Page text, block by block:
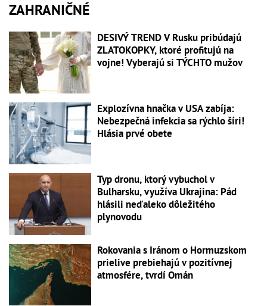
ZAHRANIČNÉ
DESIVÝ TREND V Rusku pribúdajú
ZLATOKOPKY, ktoré profitujú na
vojne! Vyberajú si TÝCHTO mužov
Explozívna hnačka v USA zabíja:
Nebezpečná infekcia sa rýchlo šíri!
Hlásia prvé obete
Typ dronu, ktorý vybuchol v
Bulharsku, využíva Ukrajina: Pád
hlásili neďaleko dôležitého
plynovodu
Rokovania s Iránom o Hormuzskom
prielive prebiehajú v pozitívnej
atmosfére, tvrdí Omán